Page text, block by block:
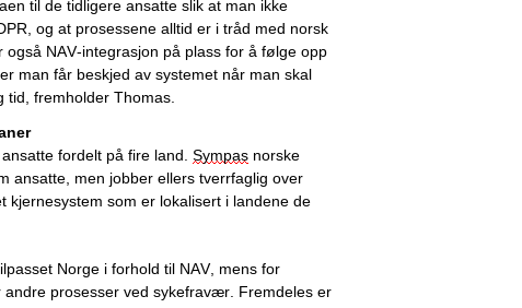
til de tidligere ansatte slik at man ikke
R , og at prosessene alltid er i tråd med norsk
også NAV-integrasjon på plass for å følge opp
man får beskjed av systemet når man skal
tid fremholder Thomas.
fordelt på fire land. Sympas norske
ansatte, men jobber ellers tverrfaglig over
kjernesystem som er lokalisert i landene de
Norge i forhold til NAV, mens for
andre prosesser ved sykefravær. Fremdeles er